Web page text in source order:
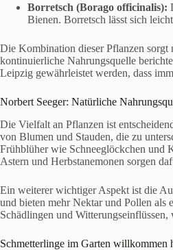
Borretsch (Borago officinalis):
Bienen. Borretsch lässt sich
Die Kombination dieser Pflanzen sorgt
kontinuierliche Nahrungsquelle
Leipzig gewährleistet werden, dass
Norbert Seeger: Natürliche
Die Vielfalt an Pflanzen ist
von Blumen und Stauden, die zu
Frühblüher wie Schneeglöckchen und
Astern und Herbstanemonen sorgen
Ein weiterer wichtiger Aspekt ist die
und bieten mehr Nektar und Pollen als
Schädlingen und Witterungseinflüssen,
Schmetterlinge im Garten willkommen